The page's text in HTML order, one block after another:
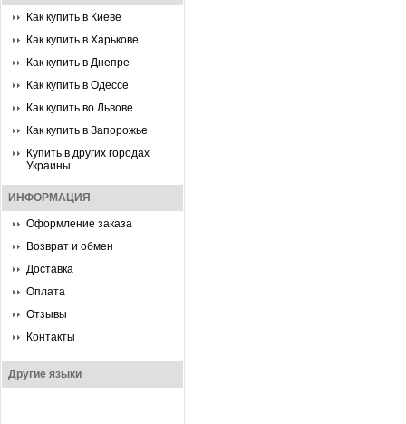
Как купить в Киеве
Как купить в Харькове
Как купить в Днепре
Как купить в Одессе
Как купить во Львове
Как купить в Запорожье
Купить в других городах
Украины
ИНФОРМАЦИЯ
Оформление заказа
Возврат и обмен
Доставка
Оплата
Отзывы
Контакты
Другие языки